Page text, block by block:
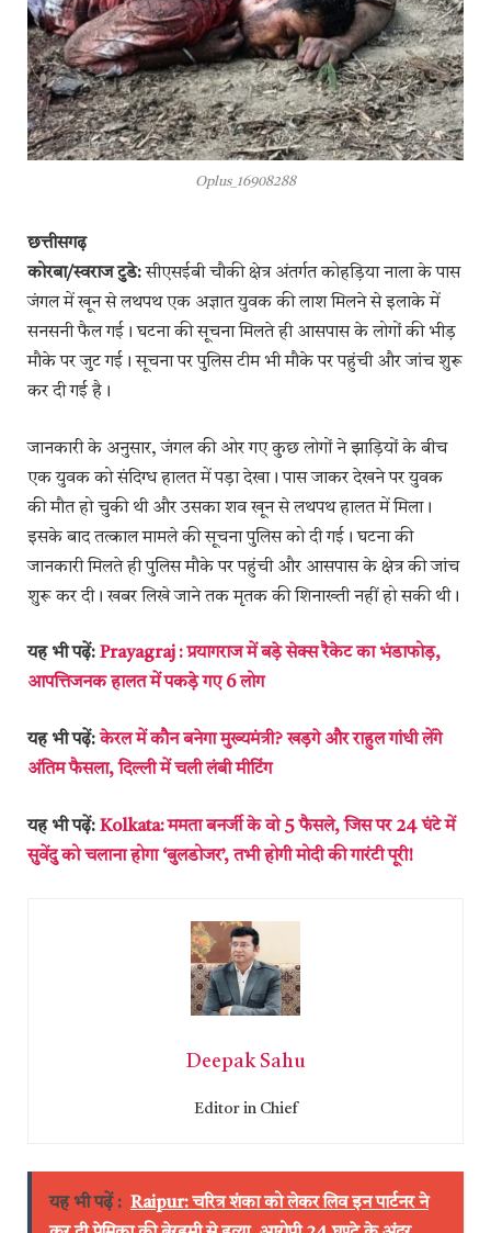
Oplus_16908288
छत्तीसगढ़
कोरबा/स्वराज टुडे:सीएसईबी चौकी क्षेत्र अंतर्गत कोहड़िया नाला के पास
जंगल में खून से लथपथ एक अज्ञात युवक की लाश मिलने से इलाके में
सनसनी फैल गई। घटना की सूचना मिलते ही आसपास के लोगों की भीड़
मौके पर जुट गई। सूचना पर पुलिस टीम भी मौके पर पहुंची और जांच शुरू
कर दी गई है।
जानकारी के अनुसार, जंगल की ओर गए कुछ लोगों ने झाड़ियों के बीच
एक युवक को संदिग्ध हालत में पड़ा देखा। पास जाकर देखने पर युवक
की मौत हो चुकी थी और उसका शव खून से लथपथ हालत में मिला।
इसके बाद तत्काल मामले की सूचना पुलिस को दी गई। घटना की
जानकारी मिलते ही पुलिस मौके पर पहुंची और आसपास के क्षेत्र की जांच
शुरू कर दी। खबर लिखे जाने तक मृतक की शिनाख्ती नहीं हो सकी थी।
यह भी पढ़ें: Prayagraj : प्रयागराज में बड़े सेक्स रैकेट का भंडाफोड़,
आपत्तिजनक हालत में पकड़े गए 6 लोग
यह भी पढ़ें:केरल में कौन बनेगा मुख्यमंत्री? खड़गे और राहुल गांधी लेंगे
अंतिम फैसला, दिल्ली में चली लंबी मीटिंग
यह भी पढ़ें: Kolkata: ममता बनर्जी के वो 5 फैसले, जिस पर 24 घंटे में
सुवेंदु को चलाना होगा ‘बुलडोजर’, तभी होगी मोदी की गारंटी पूरी!
Deepak Sahu
Editor in Chief
यह भी पढ़ें : Raipur: चरित्र शंका को लेकर लिव इन पार्टनर ने